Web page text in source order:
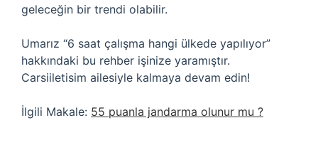
geleceğin bir trendi olabilir.
Umarız “6 saat çalışma hangi ülkede yapılıyor”
hakkındaki bu rehber işinize yaramıştır.
Carsiiletisim ailesiyle kalmaya devam edin!
İlgili Makale: 55 puanla jandarma olunur mu ?